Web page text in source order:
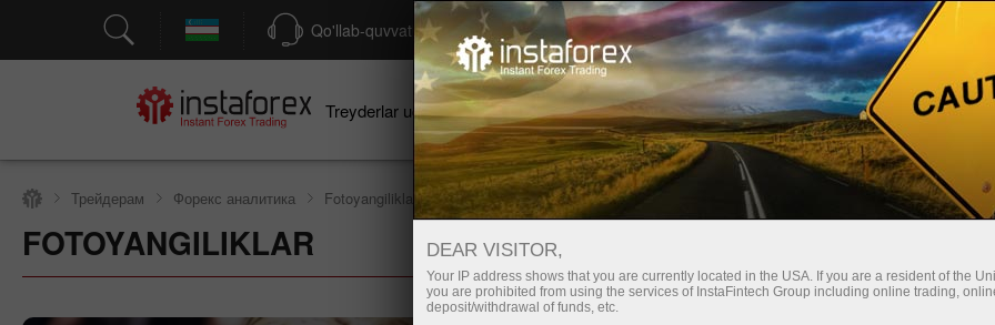
Qo'llab-quvvatlash Hisob-varag'ini tez ochish Savdo platformasi
Treyderlar uchun
Endi ish
boshlayotganlar
uchun
Investorlar uchun Hamkorlar uchun
Трейдерам Форекс аналитика Fotoyangiliklar
FOTOYANGILIKLAR
Savdo hisob-varag‘ini ochish Demo-hisob-varag‘ini ochish
DEAR VISITOR,
Your IP address shows that you are currently located in the USA. If you are a resident of the
you are prohibited from using the services of InstaFintech Group including online trading,
deposit/withdrawal of funds, etc.